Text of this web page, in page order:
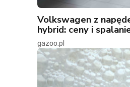
Volkswagen z
hybrid: ceny i
gazoo.pl